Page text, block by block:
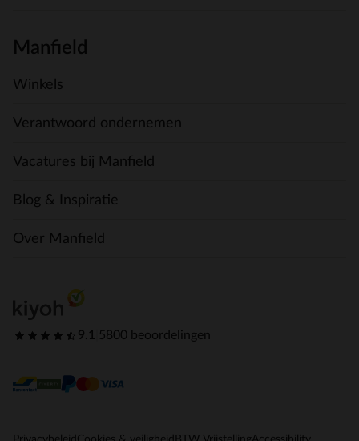
Manfield
Winkels
Verantwoord ondernemen
Vacatures bij Manfield
Blog & Inspiratie
Over Manfield
9.1 5800 beoordelingen